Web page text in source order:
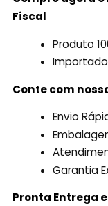
Fiscal
Produto
Conte com
Envio
Garantia
Pronta Entrega